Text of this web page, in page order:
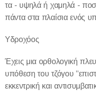
τα - υψηλά ή χαμηλά - ποσά
πάντα στα πλαίσια ενός
Υδροχόος
Έχεις μια ορθολογική
υπόθεση του τζόγου
εκκεντρική και